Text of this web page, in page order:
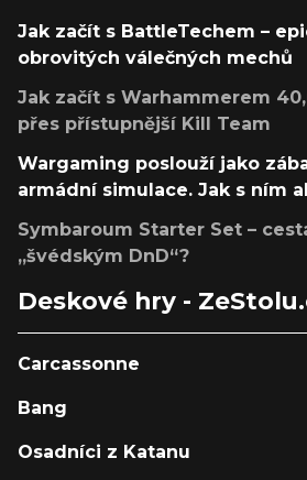
Jak začít s BattleTechem –
obrovitých válečných mechů
Jak začít s Warhammerem
přes přístupnější Kill Team
Wargaming poslouží jako
armádní simulace. Jak s ním
Symbaroum Starter Set –
„švédským DnD“?
Deskové hry -
Carcassonne
Bang
Osadníci z Katanu